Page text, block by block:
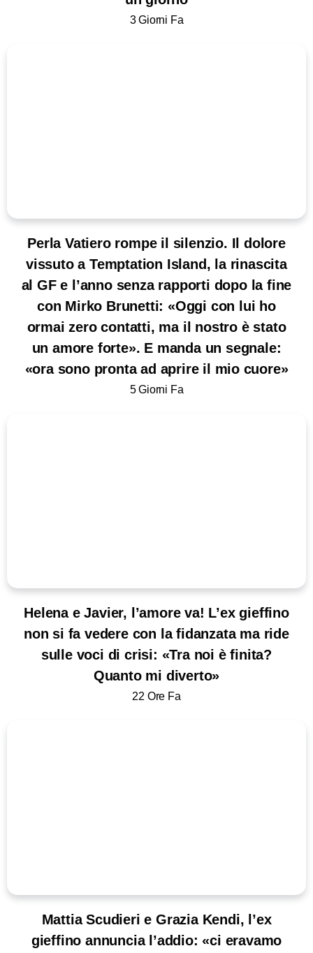
3 Giorni Fa
Perla Vatiero rompe il silenzio. Il dolore
vissuto a Temptation Island, la rinascita
al GF e l’anno senza rapporti dopo la fine
con Mirko Brunetti: «Oggi con lui ho
ormai zero contatti, ma il nostro è stato
un amore forte». E manda un segnale:
«ora sono pronta ad aprire il mio cuore»
5 Giorni Fa
Helena e Javier, l’amore va! L’ex gieffino
non si fa vedere con la fidanzata ma ride
sulle voci di crisi: «Tra noi è finita?
Quanto mi diverto»
22 Ore Fa
Mattia Scudieri e Grazia Kendi, l’ex
gieffino annuncia l’addio: «ci eravamo